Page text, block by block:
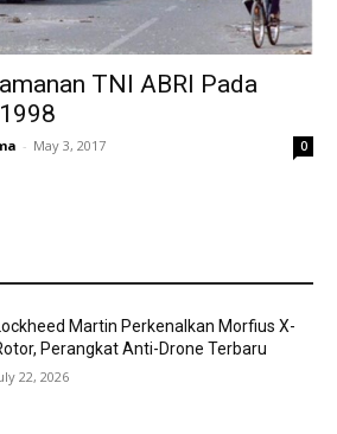
TNI ABRI Pada
- May 3, 2017 0
Martin Perkenalkan Morfius X-
Perangkat Anti-Drone Terbaru
22, 2026